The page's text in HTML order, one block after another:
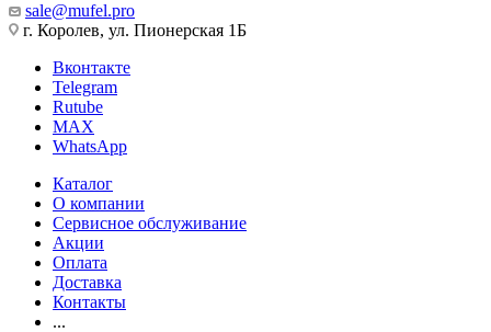
sale@mufel.pro
г. Королев, ул. Пионерская 1Б
Вконтакте
Telegram
Rutube
MAX
WhatsApp
Каталог
О компании
Сервисное обслуживание
Акции
Оплата
Доставка
Контакты
...